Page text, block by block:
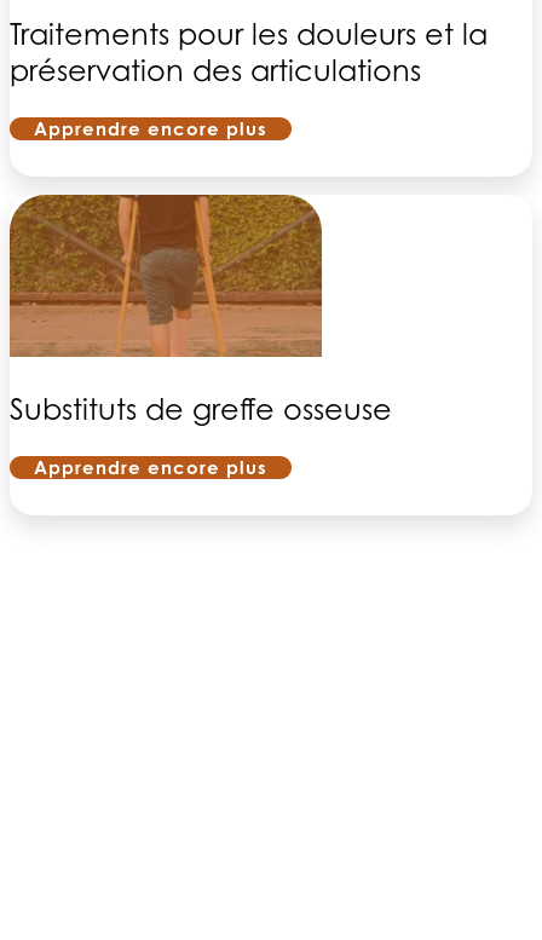
Traitements pour les douleurs et la
préservation des articulations
Apprendre encore plus
Substituts de greffe osseuse
Apprendre encore plus